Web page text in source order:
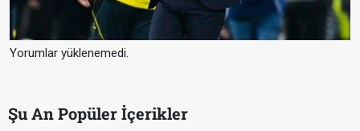
Yorumlar yüklenemedi.
Şu An Popüler İçerikler